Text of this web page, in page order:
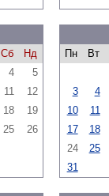
Сб
Нд
4
5
11
12
18
19
25
26
Пн
Вт
3
4
10
11
17
18
24
25
31